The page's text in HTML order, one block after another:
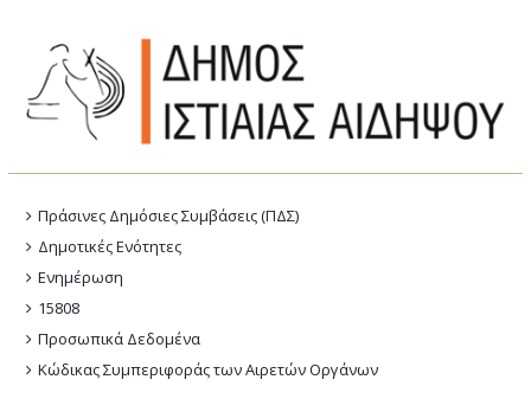
Πράσινες Δημόσιες Συμβάσεις (ΠΔΣ)
Δημοτικές Ενότητες
Ενημέρωση
15808
Προσωπικά Δεδομένα
Κώδικας Συμπεριφοράς των Αιρετών Οργάνων